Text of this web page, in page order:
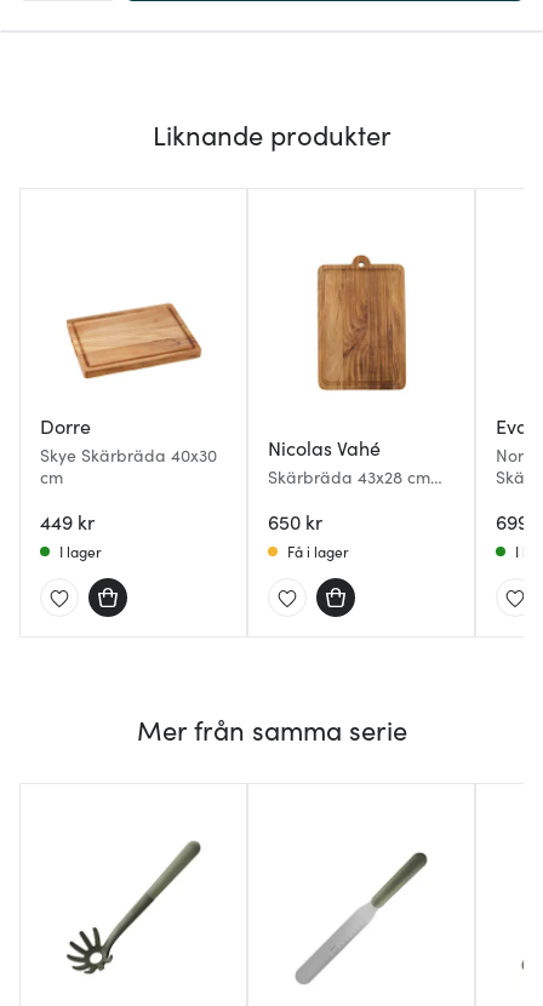
Liknande produkter
Dorre
Skye Skärbräda 40x30
cm
449 kr
I lager
Nicolas Vahé
Skärbräda 43x28 cm
650 kr
Få i lager
Eva
699
I
Mer från samma serie